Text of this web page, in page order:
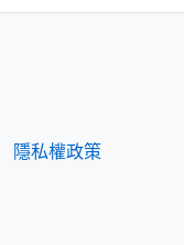
隱私權政策